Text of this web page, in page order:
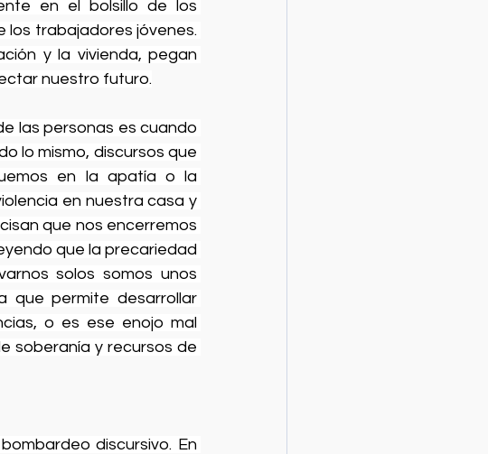
en el bolsillo de los
los trabajadores jóvenes.
y la vivienda, pegan
nuestro futuro.
las personas es cuando
lo mismo, discursos que
en la apatía o la
en nuestra casa y
que nos encerremos
que la precariedad
solos somos unos
que permite desarrollar
o es ese enojo mal
soberanía y recursos de
discursivo. En